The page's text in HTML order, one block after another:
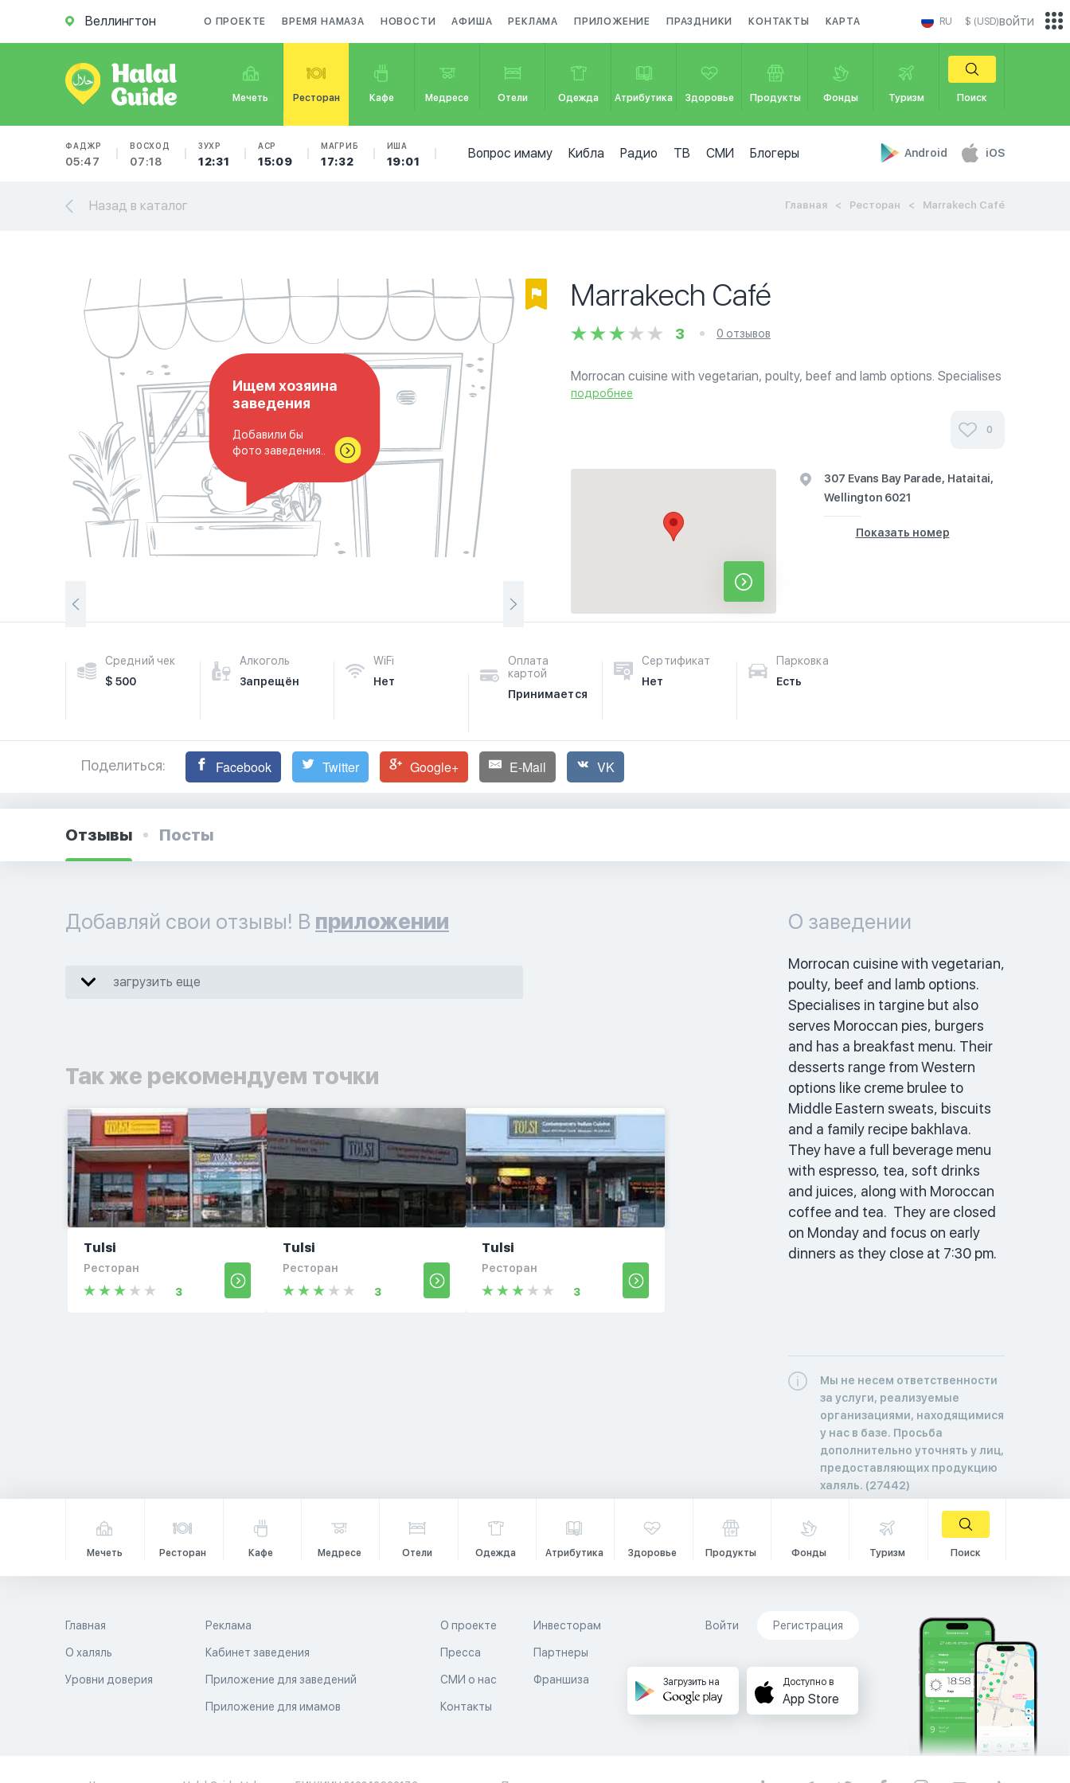
Веллингтон О ПРОЕКТЕ ВРЕМЯ НАМАЗА НОВОСТИ АФИША РЕКЛАМА ПРИЛОЖЕНИЕ ПРАЗДНИКИ КОНТАКТЫ КАРТА RU $ (USD)
Мечеть Ресторан Кафе Медресе Отели Одежда Атрибутика Здоровье Продукты Фонды Туризм Поиск
ФАДЖР
05:47
ВОСХОД
07:18
ЗУХР
12:31
АСР
15:09
МАГРИБ
17:32
ИША
19:01
Вопрос имаму Кибла Радио ТВ СМИ Блогеры Android iOS
войти
Назад в каталог Главная Ресторан Marrakech Café
Ищем хозяина
заведения
Добавили бы
фото заведения..
Marrakech Café
3 0 отзывов
Morrocan cuisine with vegetarian, poulty, beef and lamb options. Specialises
in targine but also serves Moroccan pies, burgers and has a breakfast menu.
подробнее
0
307 Evans Bay Parade, Hataitai,
Wellington 6021
Показать номер
Средний чек
$ 500
Алкоголь
Запрещён
WiFi
Нет
Оплата
картой
Принимается
Сертификат
Нет
Парковка
Есть
Поделиться: Facebook Twitter Google+ E-Mail VK
Отзывы Посты
Добавляй свои отзывы! В приложении
загрузить еще
Так же рекомендуем точки
Tulsi
Ресторан
3
Tulsi
Ресторан
3
Tulsi
Ресторан
3
О заведении
Morrocan cuisine with vegetarian,
poulty, beef and lamb options.
Specialises in targine but also
serves Moroccan pies, burgers
and has a breakfast menu. Their
desserts range from Western
options like creme brulee to
Middle Eastern sweats, biscuits
and a family recipe bakhlava.
They have a full beverage menu
with espresso, tea, soft drinks
and juices, along with Moroccan
coffee and tea.  They are closed
on Monday and focus on early
dinners as they close at 7:30 pm.
Мы не несем ответственности
за услуги, реализуемые
организациями, находящимися
у нас в базе. Просьба
дополнительно уточнять у лиц,
предоставляющих продукцию
халяль. (27442)
Мечеть Ресторан Кафе Медресе Отели Одежда Атрибутика Здоровье Продукты Фонды Туризм Поиск
Главная
О халяль
Уровни доверия
Реклама
Кабинет заведения
Приложение для заведений
Приложение для имамов
О проекте
Пресса
СМИ о нас
Контакты
Инвесторам
Партнеры
Франшиза
Войти Регистрация
Загрузить на Доступно в
App Store